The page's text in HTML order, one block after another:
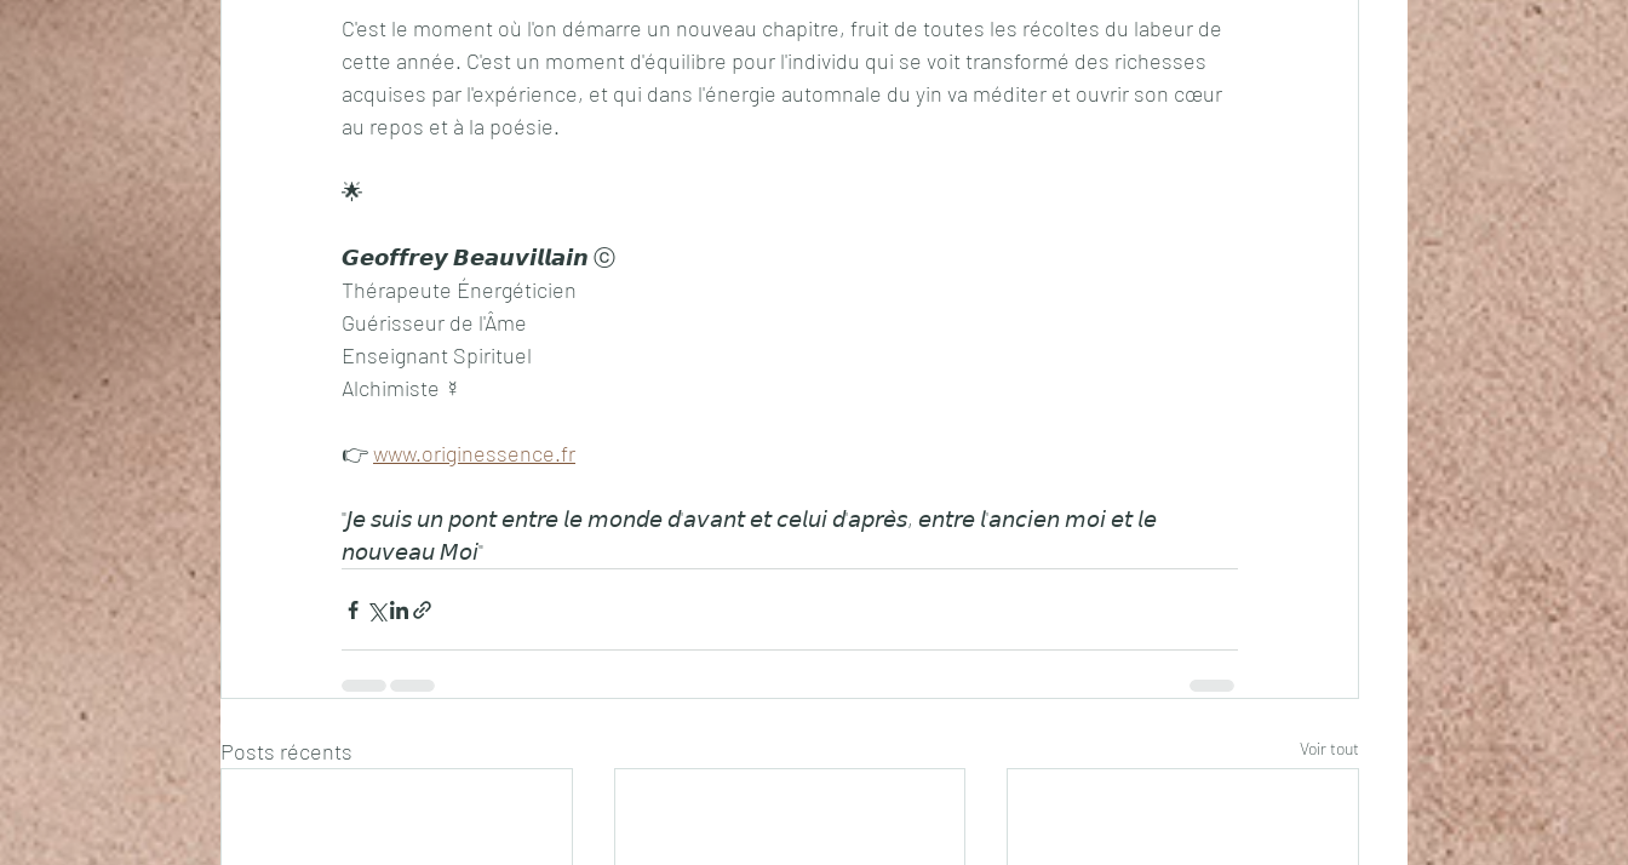
C'est le moment où l'on démarre un nouveau chapitre, fruit de toutes les récoltes du labeur de
cette année. C'est un moment d'équilibre pour l'individu qui se voit transformé des richesses
acquises par l'expérience, et qui dans l'énergie automnale du yin va méditer et ouvrir son cœur
au repos et à la poésie.
🌟
𝙂𝙚𝙤𝙛𝙛𝙧𝙚𝙮 𝘽𝙚𝙖𝙪𝙫𝙞𝙡𝙡𝙖𝙞𝙣 ⓒ
Thérapeute Énergéticien
Guérisseur de l'Âme
Enseignant Spirituel
Alchimiste ☿
👉 www.originessence.fr
"𝘑𝘦 𝘴𝘶𝘪𝘴 𝘶𝘯 𝘱𝘰𝘯𝘵 𝘦𝘯𝘵𝘳𝘦 𝘭𝘦 𝘮𝘰𝘯𝘥𝘦 𝘥'𝘢𝘷𝘢𝘯𝘵 𝘦𝘵 𝘤𝘦𝘭𝘶𝘪 𝘥'𝘢𝘱𝘳𝘦̀𝘴, 𝘦𝘯𝘵𝘳𝘦 𝘭'𝘢𝘯𝘤𝘪𝘦𝘯 𝘮𝘰𝘪 𝘦𝘵 𝘭𝘦
𝘯𝘰𝘶𝘷𝘦𝘢𝘶 𝘔𝘰𝘪"
Posts récents Voir tout